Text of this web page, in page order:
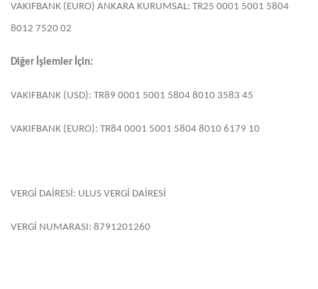
VAKIFBANK (EURO) ANKARA KURUMSAL: TR25 0001 5001 5804
8012 7520 02
Diğer İşlemler İçin:
VAKIFBANK (USD): TR89 0001 5001 5804 8010 3583 45
VAKIFBANK (EURO): TR84 0001 5001 5804 8010 6179 10
VERGİ DAİRESİ: ULUS VERGİ DAİRESİ
VERGİ NUMARASI: 8791201260